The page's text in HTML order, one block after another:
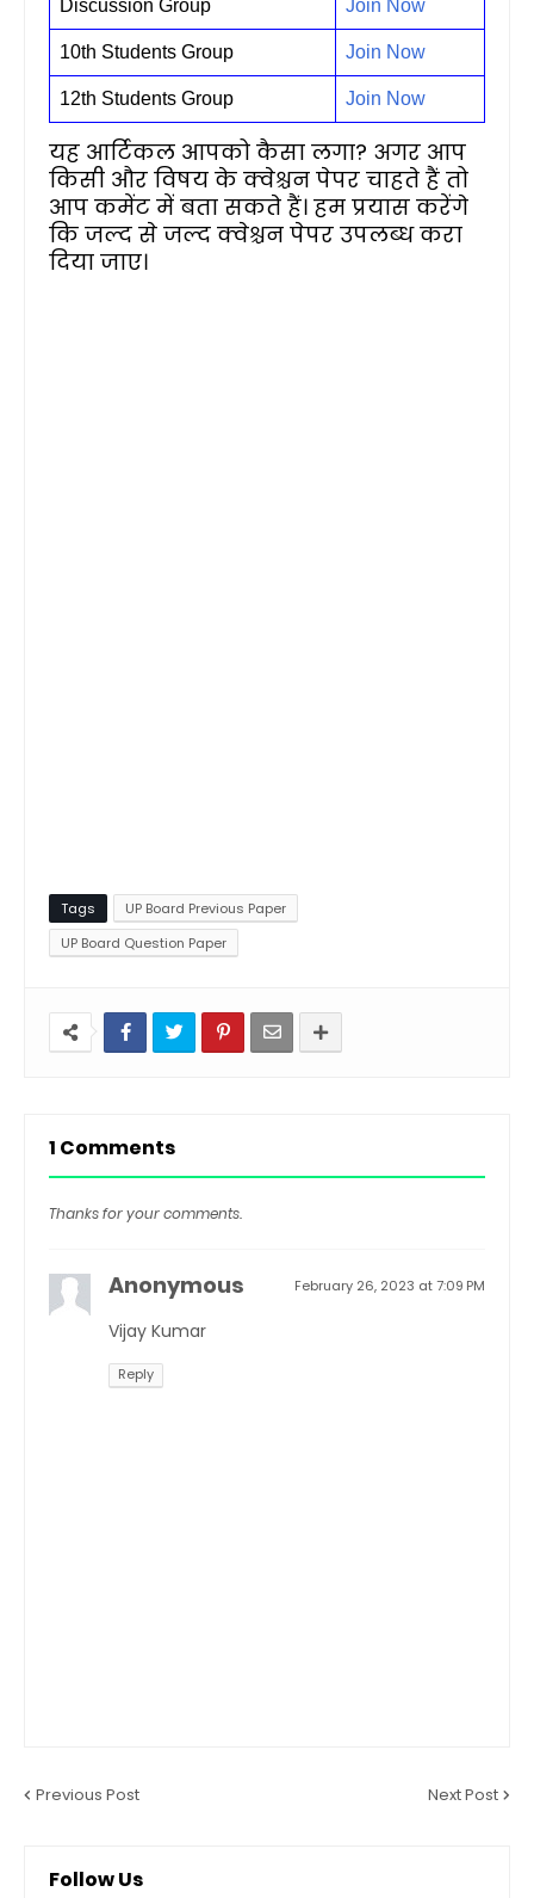
Discussion Group Join Now
10th Students Group Join Now
12th Students Group Join Now
यह आर्टिकल आपको कैसा लगा? अगर आप
किसी और विषय के क्वेश्चन पेपर चाहते हैं तो
आप कमेंट में बता सकते हैं। हम प्रयास करेंगे
कि जल्द से जल्द क्वेश्चन पेपर उपलब्ध करा
दिया जाए।
Tags
UP Board Previous Paper
UP Board Question Paper
1 Comments
Thanks for your comments.
Anonymous February 26, 2023 at 7:09 PM
Vijay Kumar
Reply
Previous Post Next Post
Follow Us